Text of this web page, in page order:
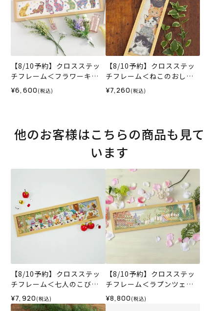
【8/10予約】クロスステッ
チフレーム＜フラワーキャ
ット＞
¥6,600 (税込)
【8/10予約】クロスステッ
チフレーム＜ねこのおしゃ
べり＞
¥7,260 (税込)
他のお客様はこちらの商品も見て
います
【8/10予約】クロスステッ
チフレーム＜七人のこびと
～白雪姫の物語から～＞
¥7,920 (税込)
【8/10予約】クロスステッ
チフレーム＜ラプンツェル
の物語＞
¥8,800 (税込)